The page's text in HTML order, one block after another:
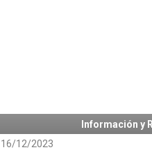
Información y
16/12/2023